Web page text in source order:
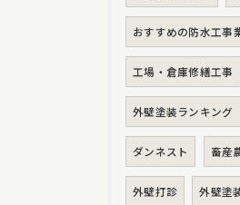
おすすめの防水工事
工場・倉庫修繕工事
外壁塗装ランキング
ダンネスト 畜産
外壁打診 外壁塗